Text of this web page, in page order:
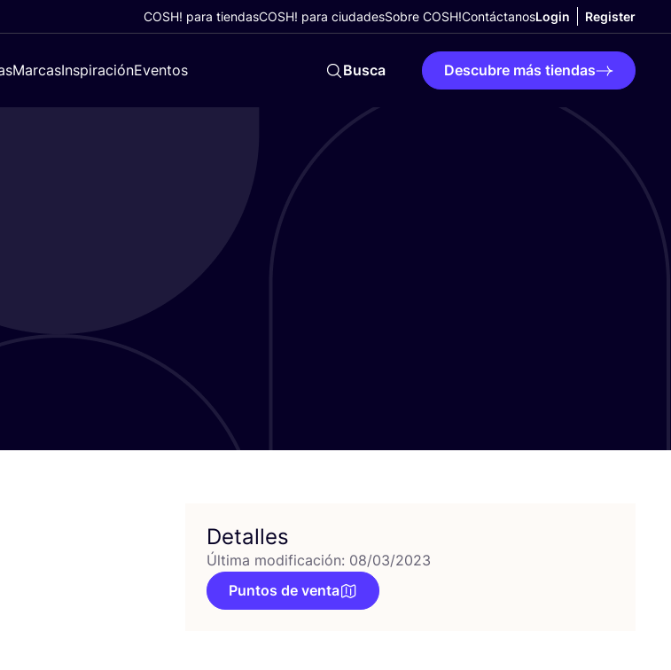
COSH! para tiendasCOSH! para ciudadesSobre COSH!ContáctanosLogin Register
MarcasInspiraciónEventos Busca Descubre más tiendas
Detalles
Última modificación: 08/03/2023
Puntos de venta